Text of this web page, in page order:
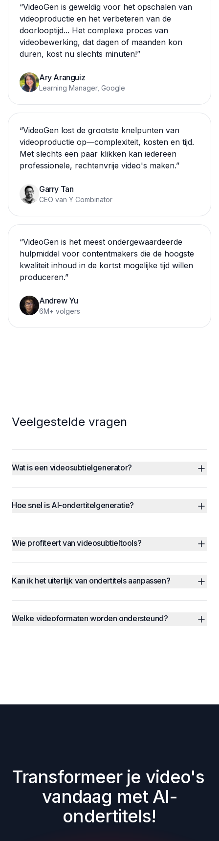
“VideoGen is geweldig voor het opschalen van
videoproductie en het verbeteren van de
doorlooptijd... Het complexe proces van
videobewerking, dat dagen of maanden kon
duren, kost nu slechts minuten!”
Ary Aranguiz
Learning Manager, Google
“VideoGen lost de grootste knelpunten van
videoproductie op—complexiteit, kosten en tijd.
Met slechts een paar klikken kan iedereen
professionele, rechtenvrije video's maken.”
Garry Tan
CEO van Y Combinator
“VideoGen is het meest ondergewaardeerde
hulpmiddel voor contentmakers die de hoogste
kwaliteit inhoud in de kortst mogelijke tijd willen
produceren.”
Andrew Yu
6M+ volgers
Veelgestelde vragen
Wat is een videosubtielgenerator?
Hoe snel is AI-ondertitelgeneratie?
Wie profiteert van videosubtieltools?
Kan ik het uiterlijk van ondertitels aanpassen?
Welke videoformaten worden ondersteund?
Transformeer je video's
vandaag met AI-
ondertitels!